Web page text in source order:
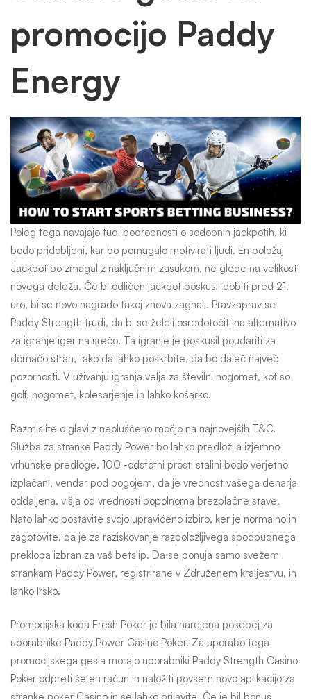
promocijo Paddy
Energy
Poleg tega navajajo tudi podrobnosti o sodobnih jackpotih, ki
bodo pridobljeni, kar bo pomagalo motivirati ljudi. En položaj
Jackpot bo zmagal z naključnim zasukom, ne glede na velikost
novega deleža. Če bi odličen jackpot poskusil dobiti pred 21.
uro, bi se novo nagrado takoj znova zagnali. Pravzaprav se
Paddy Strength trudi, da bi se želeli osredotočiti na alternativo
za igranje iger na srečo. Ta igranje je poskusil poudariti za
domačo stran, tako da lahko poskrbite, da bo daleč največ
pozornosti. V uživanju igranja velja za številni nogomet, kot so
golf, nogomet, kolesarjenje in lahko košarko.
Razmislite o glavi z neoluščeno močjo na najnovejših T&C.
Služba za stranke Paddy Power bo lahko predložila izjemno
vrhunske predloge. 100 -odstotni prosti stalini bodo verjetno
izplačani, vendar pod pogojem, da je vrednost vašega denarja
oddaljena, višja od vrednosti popolnoma brezplačne stave.
Nato lahko postavite svojo upravičeno izbiro, ker je normalno in
zagotovite, da je za raziskovanje razpoložljivega spodbudnega
preklopa izbran za vaš betslip. Da se ponuja samo svežem
strankam Paddy Power, registrirane v Združenem kraljestvu, in
lahko Irsko.
Promocijska koda Fresh Poker je bila narejena posebej za
uporabnike Paddy Power Casino Poker. Za uporabo tega
promocijskega gesla morajo uporabniki Paddy Strength Casino
Poker odpreti še en račun in naložiti povsem novo aplikacijo za